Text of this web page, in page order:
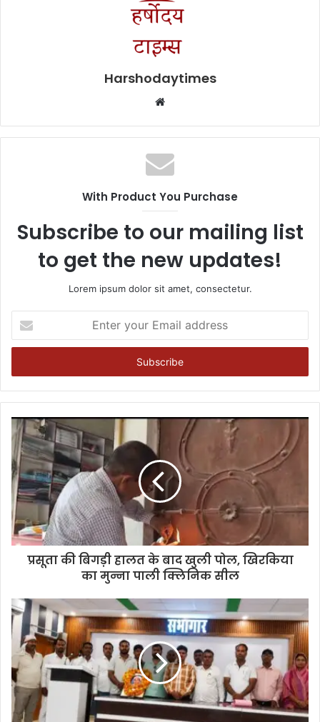
Harshodaytimes
Website
With Product You Purchase
Subscribe to our mailing list
to get the new updates!
Lorem ipsum dolor sit amet, consectetur.
your
Email
प्रसूता की बिगड़ी हालत के बाद खुली पोल, खिरकिया
का मुन्ना पाली क्लिनिक सील